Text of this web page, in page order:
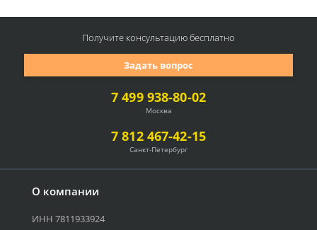
О компании
ИНН 7811933924
7 499 938-80-02
Москва
7 812 467-42-15
Санкт-Петербург
Задать вопрос
Получите консультациюбесплатно